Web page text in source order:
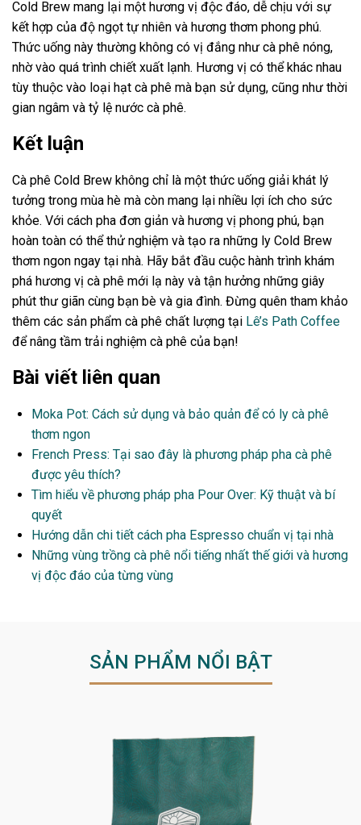
Cold Brew mang lại một hương vị độc đáo, dễ chịu với sự
kết hợp của độ ngọt tự nhiên và hương thơm phong phú.
Thức uống này thường không có vị đắng như cà phê nóng,
nhờ vào quá trình chiết xuất lạnh. Hương vị có thể khác nhau
tùy thuộc vào loại hạt cà phê mà bạn sử dụng, cũng như thời
gian ngâm và tỷ lệ nước cà phê.
Kết luận
Cà phê Cold Brew không chỉ là một thức uống giải khát lý
tưởng trong mùa hè mà còn mang lại nhiều lợi ích cho sức
khỏe. Với cách pha đơn giản và hương vị phong phú, bạn
hoàn toàn có thể thử nghiệm và tạo ra những ly Cold Brew
thơm ngon ngay tại nhà. Hãy bắt đầu cuộc hành trình khám
phá hương vị cà phê mới lạ này và tận hưởng những giây
phút thư giãn cùng bạn bè và gia đình. Đừng quên tham khảo
thêm các sản phẩm cà phê chất lượng tại Lê’s Path Coffee
để nâng tầm trải nghiệm cà phê của bạn!
Bài viết liên quan
Moka Pot: Cách sử dụng và bảo quản để có ly cà phê
thơm ngon
French Press: Tại sao đây là phương pháp pha cà phê
được yêu thích?
Tìm hiểu về phương pháp pha Pour Over: Kỹ thuật và bí
quyết
Hướng dẫn chi tiết cách pha Espresso chuẩn vị tại nhà
Những vùng trồng cà phê nổi tiếng nhất thế giới và hương
vị độc đáo của từng vùng
SẢN PHẨM NỔI BẬT